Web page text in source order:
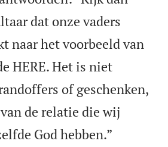
dat onze vaders
naar het voorbeeld van
HERE. Het is niet
of geschenken,
de relatie die wij
God hebben.”